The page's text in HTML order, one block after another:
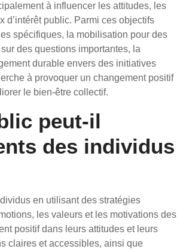
à influencer les attitudes, les
d’intérêt public. Parmi ces objectifs
spécifiques, la mobilisation pour des
des questions importantes, la
durable envers des initiatives
à provoquer un changement positif
le bien-être collectif.
peut-il
des individus
en utilisant des stratégies
les valeurs et les motivations des
positif dans leurs attitudes et leurs
claires et accessibles, ainsi que